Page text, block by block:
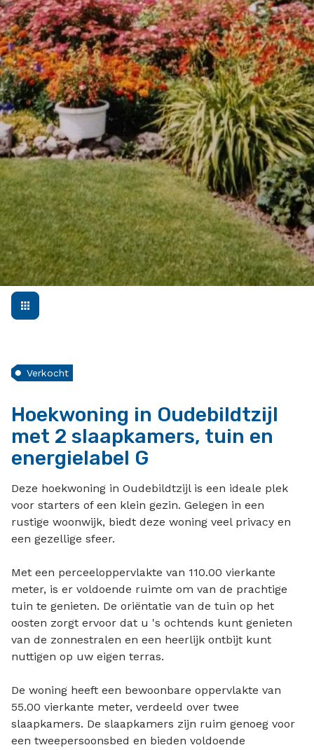
Hoekwoning in Oudebildtzijl
met 2 slaapkamers, tuin en
energielabel G
Verkocht
Deze hoekwoning in Oudebildtzijl is een ideale plek
voor starters of een klein gezin. Gelegen in een
rustige woonwijk, biedt deze woning veel privacy en
een gezellige sfeer.
Met een perceeloppervlakte van 110.00 vierkante
meter, is er voldoende ruimte om van de prachtige
tuin te genieten. De oriëntatie van de tuin op het
oosten zorgt ervoor dat u 's ochtends kunt genieten
van de zonnestralen en een heerlijk ontbijt kunt
nuttigen op uw eigen terras.
De woning heeft een bewoonbare oppervlakte van
55.00 vierkante meter, verdeeld over twee
slaapkamers. De slaapkamers zijn ruim genoeg voor
een tweepersoonsbed en bieden voldoende